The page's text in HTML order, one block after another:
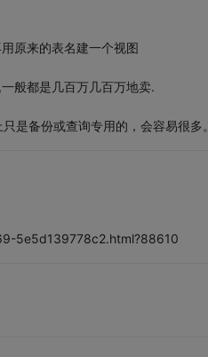
原来的表名建一个视图
般都是几百万几百万地卖.
是备份或查询专用的，会容易很多。
5e5d139778c2.html?88610